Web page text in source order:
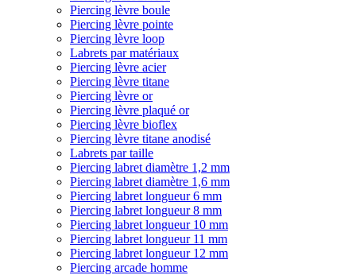
Piercing lèvre boule
Piercing lèvre pointe
Piercing lèvre loop
Labrets par matériaux
Piercing lèvre acier
Piercing lèvre titane
Piercing lèvre or
Piercing lèvre plaqué or
Piercing lèvre bioflex
Piercing lèvre titane anodisé
Labrets par taille
Piercing labret diamètre 1,2 mm
Piercing labret diamètre 1,6 mm
Piercing labret longueur 6 mm
Piercing labret longueur 8 mm
Piercing labret longueur 10 mm
Piercing labret longueur 11 mm
Piercing labret longueur 12 mm
Piercing arcade homme